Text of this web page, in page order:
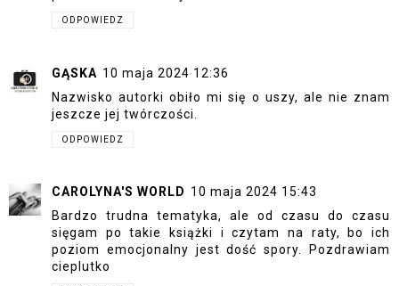
ODPOWIEDZ
GĄSKA 10 maja 2024 12:36
Nazwisko autorki obiło mi się o uszy, ale nie znam
jeszcze jej twórczości.
ODPOWIEDZ
CAROLYNA'S WORLD 10 maja 2024 15:43
Bardzo trudna tematyka, ale od czasu do czasu
sięgam po takie książki i czytam na raty, bo ich
poziom emocjonalny jest dość spory. Pozdrawiam
cieplutko